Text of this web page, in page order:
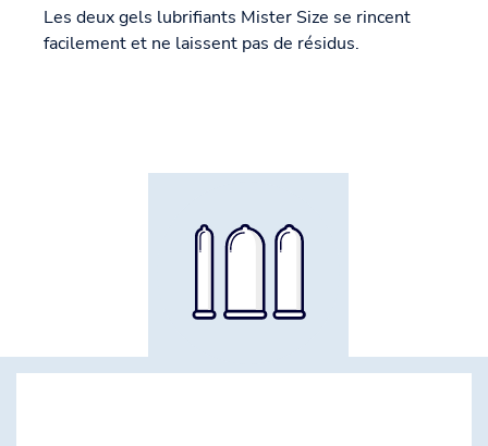
Les deux gels lubrifiants Mister Size se rincent
facilement et ne laissent pas de résidus.